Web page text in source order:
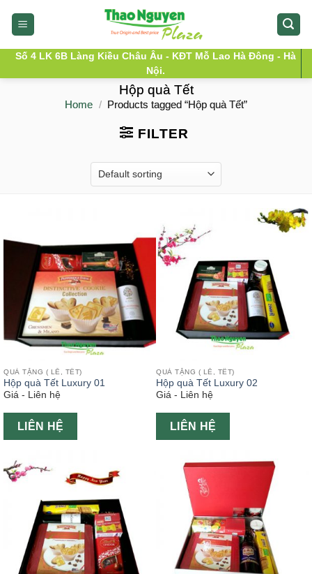
Số 4 LK 6B Làng Kiều Châu Âu - KĐT Mỗ Lao Hà Đông - Hà
Nội.
Hộp quà Tết
Home / Products tagged “Hộp quà Tết”
FILTER
QUÀ TẶNG ( LỄ, TẾT)
Hộp quà Tết Luxury 01
Giá - Liên hệ
LIÊN HỆ
QUÀ TẶNG ( LỄ, TẾT)
Hộp quà Tết Luxury 02
Giá - Liên hệ
LIÊN HỆ